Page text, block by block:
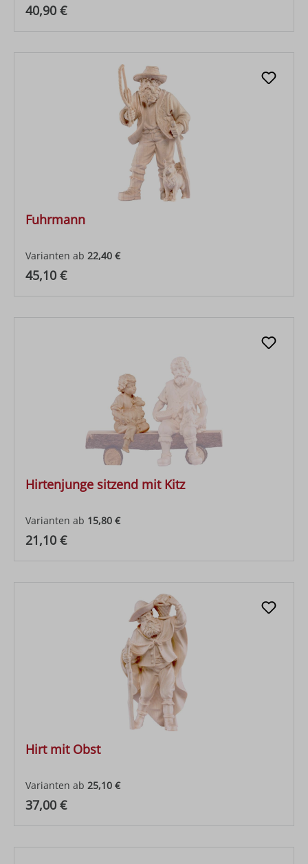
Regulärer Preis:
40,90 €
Fuhrmann
Varianten ab 22,40 €
Regulärer Preis:
45,10 €
Hirtenjunge sitzend mit Kitz
Varianten ab 15,80 €
Regulärer Preis:
21,10 €
Hirt mit Obst
Varianten ab 25,10 €
Regulärer Preis:
37,00 €